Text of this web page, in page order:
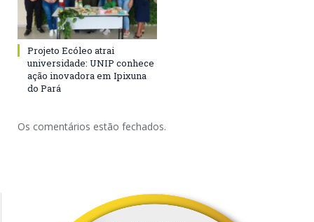
Projeto Ecóleo atrai
universidade: UNIP conhece
ação inovadora em Ipixuna
do Pará
Os comentários estão fechados.